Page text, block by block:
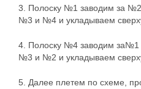
3.
Полоску №1 заводим за
№3 и №4 и укладываем
4. Полоску №4 заводим
№3 и №2 и укладываем
5.
Далее плетем по схеме,